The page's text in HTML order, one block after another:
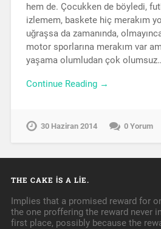
hem de. Çocukken de böyledi,
izlemem, baskete hiç merakım
uğraşsa da zamanında,
motor sporlarına merakım var
yaşama olumludan çok
Continue Reading →
30 Haziran 2014 0 Yorum
THE CAKE IS A LIE.
Implies that a promised reward for
the one proffering the reward never
first place, possibly because the